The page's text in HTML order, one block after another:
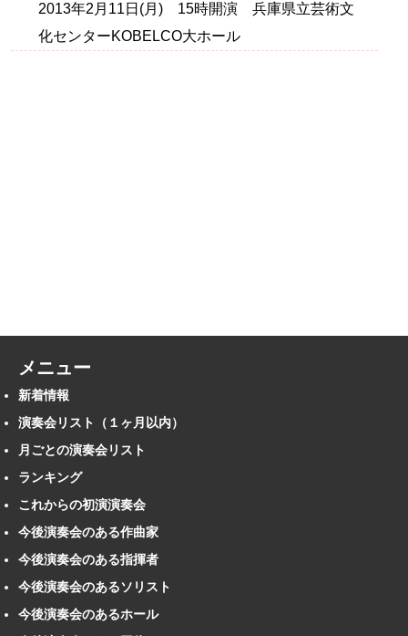
2013年2月11日(月) 15時開演 兵庫県立芸術文
化センターKOBELCO大ホール
メニュー
新着情報
演奏会リスト（１ヶ月以内）
月ごとの演奏会リスト
ランキング
これからの初演演奏会
今後演奏会のある作曲家
今後演奏会のある指揮者
今後演奏会のあるソリスト
今後演奏会のあるホール